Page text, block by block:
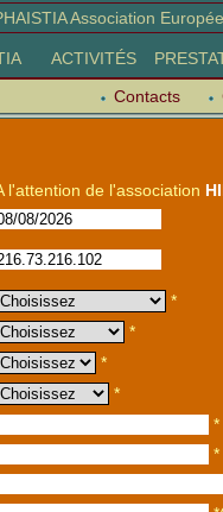
Association
ACTIVITÉS
Contacts
l'attention de l'association
*
*
*
*
*
*